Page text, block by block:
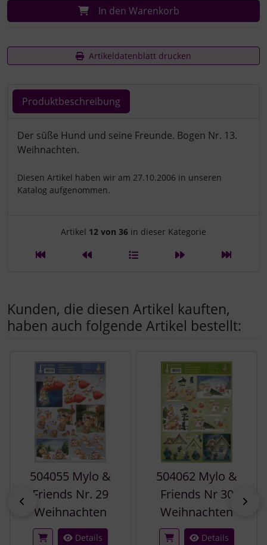
In den Warenkorb
Artikeldatenblatt drucken
Produktbeschreibung
Produktbeschreibung
Der süße Hund und seine Freunde. Bogen Nr. 13.
Weihnachten.
Diesen Artikel haben wir am 27.10.2006 in unseren
Katalog aufgenommen.
Artikelnavigation innerhalb
Artikel 12 von 36 in dieser Kategorie
Kunden, die diesen Artikel kauften,
haben auch folgende Artikel bestellt:
zurück
504055 Mylo &
Friends Nr. 29
Weihnachten
Details
504062 Mylo &
Friends Nr 30
Weihnachten
Details